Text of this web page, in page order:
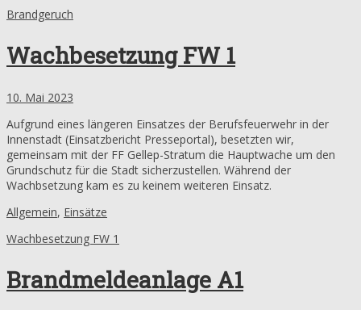
Brandgeruch
Wachbesetzung FW 1
10. Mai 2023
Aufgrund eines längeren Einsatzes der Berufsfeuerwehr in der
Innenstadt (Einsatzbericht Presseportal), besetzten wir,
gemeinsam mit der FF Gellep-Stratum die Hauptwache um den
Grundschutz für die Stadt sicherzustellen. Während der
Wachbsetzung kam es zu keinem weiteren Einsatz.
Allgemein, Einsätze
Wachbesetzung FW 1
Brandmeldeanlage A1